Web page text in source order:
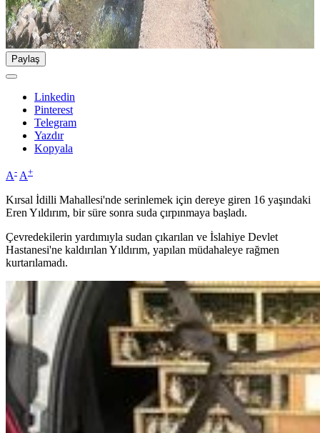
Paylaş
Linkedin
Pinterest
Telegram
Yazdır
Kopyala
A- A+
Kırsal İdilli Mahallesi'nde serinlemek için dereye giren 16 yaşındaki
Eren Yıldırım, bir süre sonra suda çırpınmaya başladı.
Çevredekilerin yardımıyla sudan çıkarılan ve İslahiye Devlet
Hastanesi'ne kaldırılan Yıldırım, yapılan müdahaleye rağmen
kurtarılamadı.